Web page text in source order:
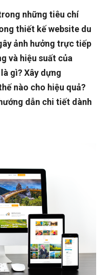
những tiêu chí
thiết kế website du
ảnh hưởng trực tiếp
và hiệu suất của
gì? Xây dựng
nào cho hiệu quả?
dẫn chi tiết dành